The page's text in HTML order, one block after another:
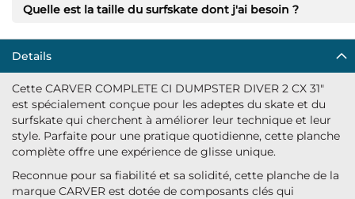
Quelle est la taille du surfskate dont j'ai besoin ?
Details
Cette CARVER COMPLETE CI DUMPSTER DIVER 2 CX 31"
est spécialement conçue pour les adeptes du skate et du
surfskate qui cherchent à améliorer leur technique et leur
style. Parfaite pour une pratique quotidienne, cette planche
complète offre une expérience de glisse unique.
Reconnue pour sa fiabilité et sa solidité, cette planche de la
marque CARVER est dotée de composants clés qui